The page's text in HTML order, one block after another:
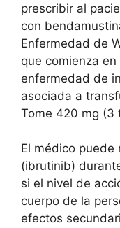
prescribir al
con
Enfermedad de
que comienza
enfermedad de
asociada a
Tome 420 mg (3
El médico puede
(ibrutinib)
si el nivel de
cuerpo de la
efectos